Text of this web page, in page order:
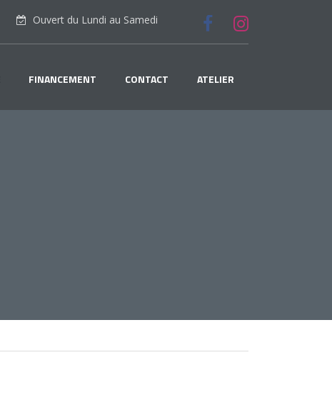
Ouvert du Lundi au Samedi
FINANCEMENT CONTACT ATELIER